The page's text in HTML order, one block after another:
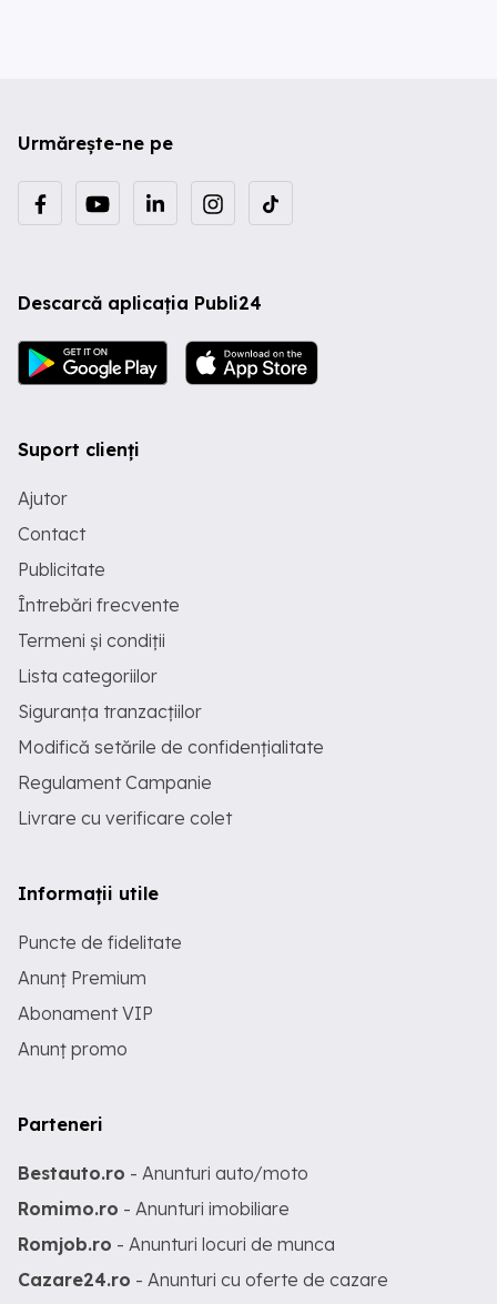
Urmărește-ne pe
Descarcă aplicația Publi24
Suport clienți
Ajutor
Contact
Publicitate
Întrebări frecvente
Termeni și condiții
Lista categoriilor
Siguranța tranzacțiilor
Modifică setările de confidențialitate
Regulament Campanie
Livrare cu verificare colet
Informații utile
Puncte de fidelitate
Anunț Premium
Abonament VIP
Anunț promo
Parteneri
Bestauto.ro - Anunturi auto/moto
Romimo.ro - Anunturi imobiliare
Romjob.ro - Anunturi locuri de munca
Cazare24.ro - Anunturi cu oferte de cazare